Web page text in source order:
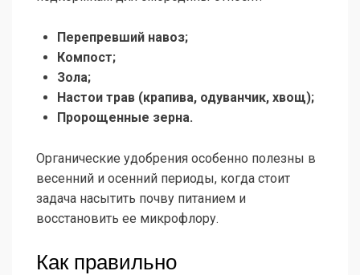
Перепревший навоз;
Компост;
Зола;
Настои трав (крапива, одуванчик, хвощ);
Пророщенные зерна.
Органические удобрения особенно полезны в
весенний и осенний периоды, когда стоит
задача насытить почву питанием и
восстановить ее микрофлору.
Как правильно